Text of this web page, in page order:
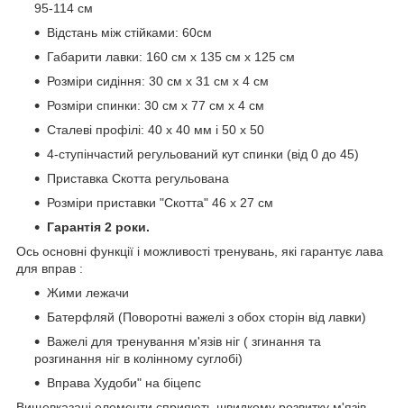
95-114 см
Відстань між стійками: 60см
Габарити лавки: 160 см х 135 см х 125 см
Розміри сидіння: 30 см х 31 см х 4 см
Розміри спинки: 30 см х 77 см х 4 см
Сталеві профілі: 40 x 40 мм і 50 х 50
4-ступінчастий регульований кут спинки (від 0 до 45)
Приставка Скотта регульована
Розміри приставки "Скотта" 46 х 27 см
Гарантія 2 роки.
Ось основні функції і можливості тренувань, які гарантує лава
для вправ :
Жими лежачи
Батерфляй (Поворотні важелі з обох сторін від лавки)
Важелі для тренування м'язів ніг ( згинання та
розгинання ніг в колінному суглобі)
Вправа Худоби" на біцепс